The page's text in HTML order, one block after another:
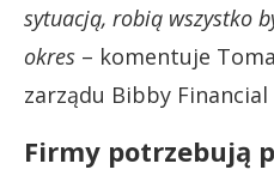
sytuacją, robią wszystko
okres – komentuje
zarządu Bibby Financial
Firmy potrzebują